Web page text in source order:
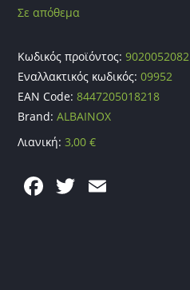
Σε απόθεμα
Κωδικός προϊόντος:9020052082
Εναλλακτικός κωδικός:09952
EAN Code:8447205018218
Brand:ALBAINOX
Λιανική:3,00€
F T